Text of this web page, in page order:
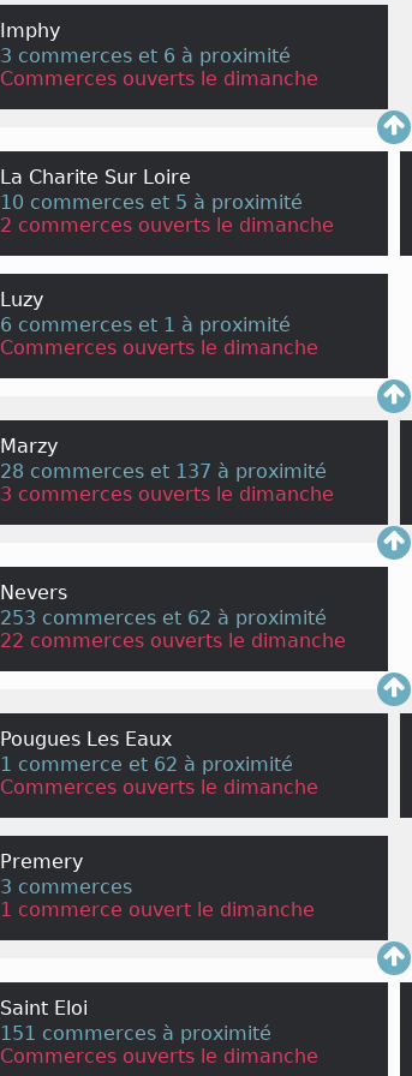
Imphy
3 commerces et 6 à proximité
Commerces ouverts le dimanche
La Charite Sur Loire
10 commerces et 5 à proximité
2 commerces ouverts le dimanche
Luzy
6 commerces et 1 à proximité
Commerces ouverts le dimanche
Marzy
28 commerces et 137 à proximité
3 commerces ouverts le dimanche
Nevers
253 commerces et 62 à proximité
22 commerces ouverts le dimanche
Pougues Les Eaux
1 commerce et 62 à proximité
Commerces ouverts le dimanche
Premery
3 commerces
1 commerce ouvert le dimanche
Saint Eloi
151 commerces à proximité
Commerces ouverts le dimanche